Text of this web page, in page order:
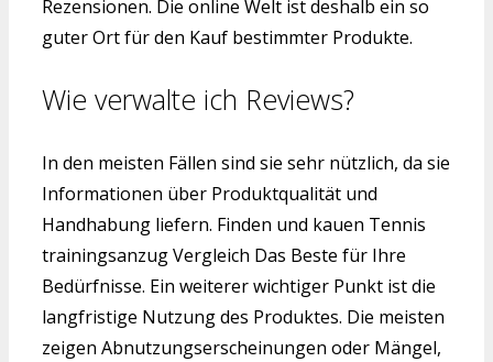
Rezensionen. Die online Welt ist deshalb ein so
guter Ort für den Kauf bestimmter Produkte.
Wie verwalte ich Reviews?
In den meisten Fällen sind sie sehr nützlich, da sie
Informationen über Produktqualität und
Handhabung liefern. Finden und kauen Tennis
trainingsanzug Vergleich Das Beste für Ihre
Bedürfnisse. Ein weiterer wichtiger Punkt ist die
langfristige Nutzung des Produktes. Die meisten
zeigen Abnutzungserscheinungen oder Mängel,